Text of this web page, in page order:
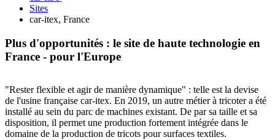
Sites
car-itex, France
Plus d'opportunités : le site de haute technologie en
France - pour l'Europe
"Rester flexible et agir de manière dynamique" : telle est la devise
de l'usine française car-itex. En 2019, un autre métier à tricoter a été
installé au sein du parc de machines existant. De par sa taille et sa
disposition, il permet une production fortement intégrée dans le
domaine de la production de tricots pour surfaces textiles.